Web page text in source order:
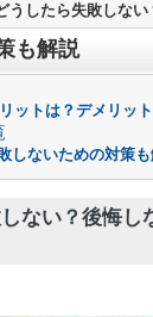
うしたら失敗しな
も解説
ットは？デメリッ
しないための対策
ない？後悔し